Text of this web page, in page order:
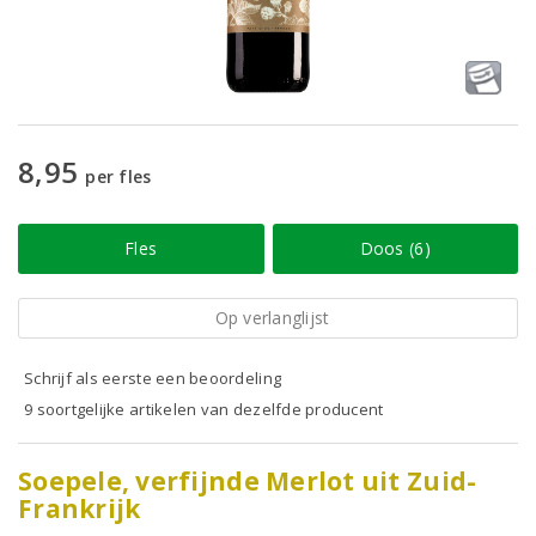
8,95 per fles
Fles Doos (6)
Op verlanglijst
Schrijf als eerste een beoordeling
9 soortgelijke artikelen van dezelfde producent
Soepele, verfijnde Merlot uit Zuid-
Frankrijk